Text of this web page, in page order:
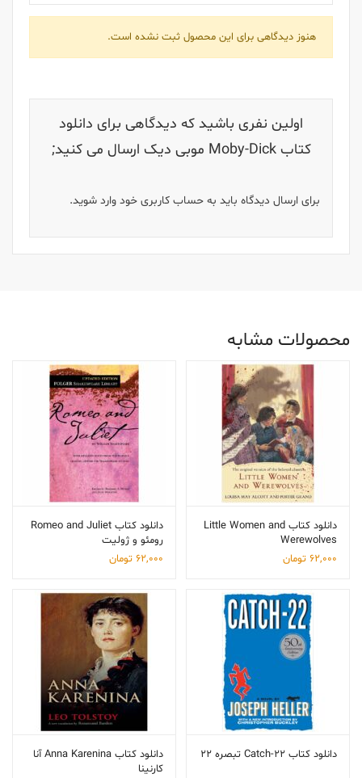
هنوز دیدگاهی برای این محصول ثبت نشده است.
اولین نفری باشید که دیدگاهی برای دانلود
کتاب Moby-Dick موبی دیک ارسال می کنید;
برای ارسال دیدگاه باید به حساب کاربری خود وارد شوید.
محصولات مشابه
دانلود کتاب Little Women and
Werewolves
62,000 تومان
دانلود کتاب Romeo and Juliet
رومئو و ژولیت
62,000 تومان
دانلود کتاب Catch-22 تبصره 22
دانلود کتاب Anna Karenina آنا
کارنینا